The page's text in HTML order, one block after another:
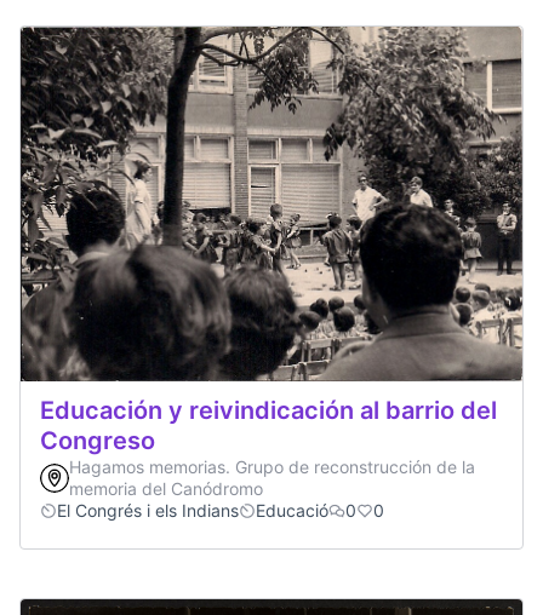
Educación y reivindicación al barrio del
Congreso
Hagamos memorias. Grupo de reconstrucción de la
memoria del Canódromo
El Congrés i els Indians
Educació 0 0